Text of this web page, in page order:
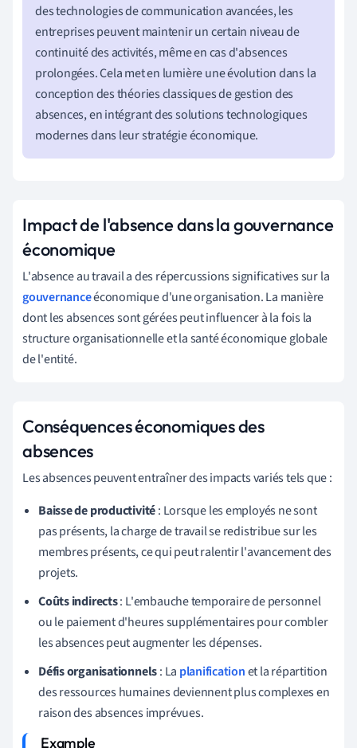
des technologies de communication avancées, les
entreprises peuvent maintenir un certain niveau de
continuité des activités, même en cas d'absences
prolongées. Cela met en lumière une évolution dans la
conception des théories classiques de gestion des
absences, en intégrant des solutions technologiques
modernes dans leur stratégie économique.
Impact de l'absence dans la gouvernance
économique
L'absence au travail a des répercussions significatives sur la
gouvernanceéconomique d'une organisation. La manière
dont les absences sont gérées peut influencer à la fois la
structure organisationnelle et la santé économique globale
de l'entité.
Conséquences économiques des
absences
Les absences peuvent entraîner des impacts variés tels que :
Baisse de productivité: Lorsque les employés ne sont
pas présents, la charge de travail se redistribue sur les
membres présents, ce qui peut ralentir l'avancement des
projets.
Coûts indirects: L'embauche temporaire de personnel
ou le paiement d'heures supplémentaires pour combler
les absences peut augmenter les dépenses.
Défis organisationnels: La planificationet la répartition
des ressources humaines deviennent plus complexes en
raison des absences imprévues.